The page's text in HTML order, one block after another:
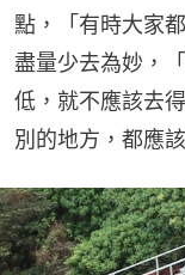
點，「有時大家
盡量少去為妙，
低，就不應該去
別的地方，都應